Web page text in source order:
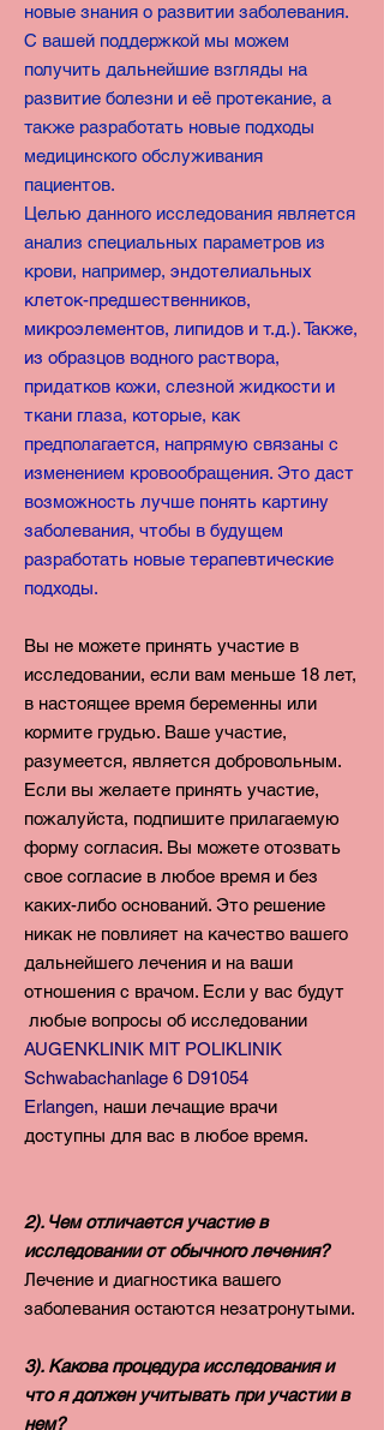
новые знания о развитии заболевания.
С вашей поддержкой мы можем
получить дальнейшие взгляды на
развитие болезни и её протекание, а
также разработать новые подходы
медицинского обслуживания
пациентов.
Целью данного исследования является
анализ специальных параметров из
крови, например, эндотелиальных
клеток-предшественников,
микроэлементов, липидов и т.д.). Также,
из образцов водного раствора,
придатков кожи, слезной жидкости и
ткани глаза, которые, как
предполагается, напрямую связаны с
изменением кровообращения. Это даст
возможность лучше понять картину
заболевания, чтобы в будущем
разработать новые терапевтические
подходы.
Вы не можете принять участие в
исследовании, если вам меньше 18 лет,
в настоящее время беременны или
кормите грудью. Ваше участие,
разумеется, является добровольным.
Если вы желаете принять участие,
пожалуйста, подпишите прилагаемую
форму согласия. Вы можете отозвать
свое согласие в любое время и без
каких-либо оснований. Это решение
никак не повлияет на качество вашего
дальнейшего лечения и на ваши
отношения с врачом. Если у вас будут
любые вопросы об исследовании
AUGENKLINIK MIT POLIKLINIK
Schwabachanlage 6 D91054
Erlangen, наши лечащие врачи
доступны для вас в любое время.
2). Чем отличается участие в
исследовании от обычного лечения?
Лечение и диагностика вашего
заболевания остаются незатронутыми.
3). Какова процедура исследования и
что я должен учитывать при участии в
нем?